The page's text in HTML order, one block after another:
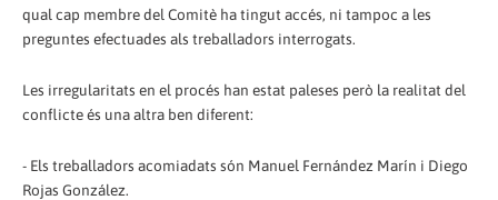
qual cap membre del Comitè ha tingut accés, ni tampoc a les
preguntes efectuades als treballadors interrogats.
Les irregularitats en el procés han estat paleses però la realitat del
conflicte és una altra ben diferent:
- Els treballadors acomiadats són Manuel Fernández Marín i Diego
Rojas González.